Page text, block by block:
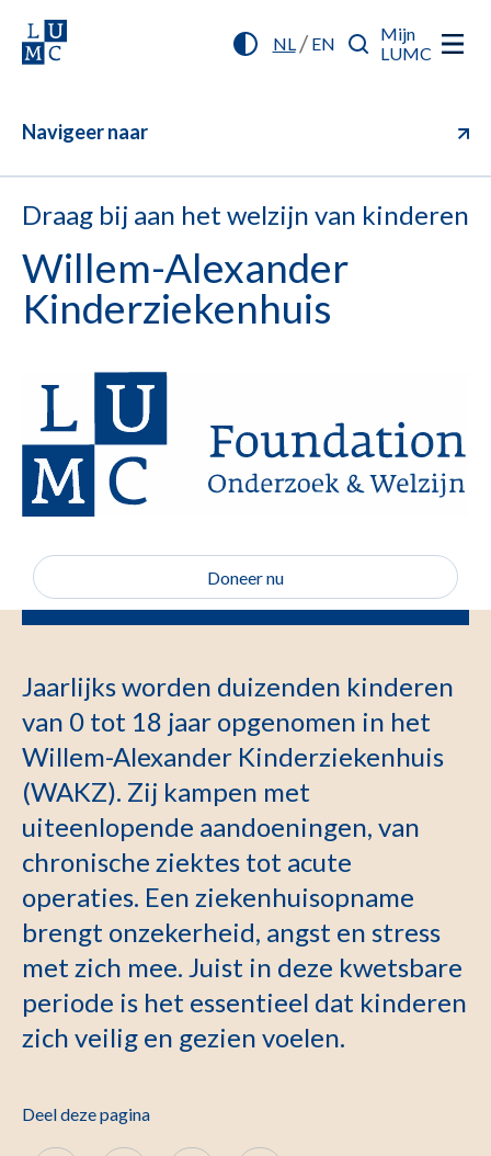
NL/ EN
Mijn
LUMC
Navigeer naar
Draag bij aan het welzijn van kinderen
Willem-Alexander
Kinderziekenhuis
Doneer nu
Jaarlijks worden duizenden kinderen
van 0 tot 18 jaar opgenomen in het
Willem-Alexander Kinderziekenhuis
(WAKZ). Zij kampen met
uiteenlopende aandoeningen, van
chronische ziektes tot acute
operaties. Een ziekenhuisopname
brengt onzekerheid, angst en stress
met zich mee. Juist in deze kwetsbare
periode is het essentieel dat kinderen
zich veilig en gezien voelen.
Deel deze pagina